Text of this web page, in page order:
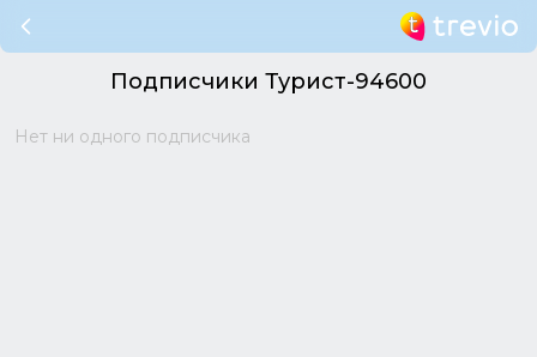
Подписчики Турист-94600
Нет ни одного подписчика